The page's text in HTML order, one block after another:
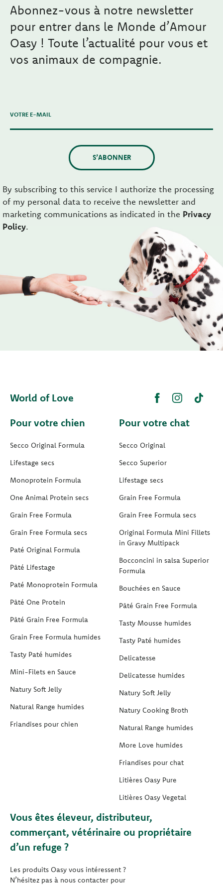
Abonnez-vous à notre newsletter
pour entrer dans le Monde d’Amour
Oasy ! Toute l’actualité pour vous et
vos animaux de compagnie.
VOTRE E-MAIL
S’ABONNER
By subscribing to this service I authorize the processing
of my personal data to receive the newsletter and
marketing communications as indicated in the Privacy
Policy.
World of Love
Pour votre chien
Secco Original Formula
Lifestage secs
Monoprotein Formula
One Animal Protein secs
Grain Free Formula
Grain Free Formula secs
Paté Original Formula
Pâté Lifestage
Paté Monoprotein Formula
Pâté One Protein
Pâté Grain Free Formula
Grain Free Formula humides
Tasty Paté humides
Mini-Filets en Sauce
Natury Soft Jelly
Natural Range humides
Friandises pour chien
Pour votre chat
Secco Original
Secco Superior
Lifestage secs
Grain Free Formula
Grain Free Formula secs
Original Formula Mini Fillets
in Gravy Multipack
Bocconcini in salsa Superior
Formula
Bouchées en Sauce
Pâté Grain Free Formula
Tasty Mousse humides
Tasty Paté humides
Delicatesse
Delicatesse humides
Natury Soft Jelly
Natury Cooking Broth
Natural Range humides
More Love humides
Friandises pour chat
Litières Oasy Pure
Litières Oasy Vegetal
Vous êtes éleveur, distributeur,
commerçant, vétérinaire ou propriétaire
d’un refuge ?
Les produits Oasy vous intéressent ?
N’hésitez pas à nous contacter pour